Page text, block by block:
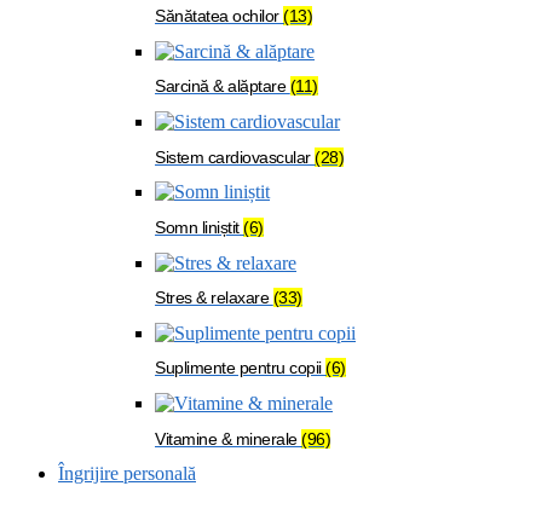
Sănătatea ochilor(13)
Sarcină & alăptare(11)
Sistem cardiovascular(28)
Somn liniștit(6)
Stres & relaxare(33)
Suplimente pentru copii(6)
Vitamine & minerale(96)
Îngrijire personală